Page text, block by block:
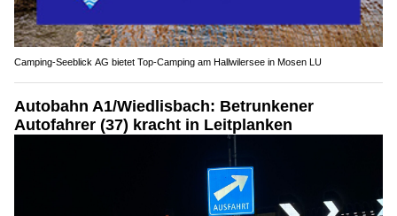
Camping-Seeblick AG bietet Top-Camping am Hallwilersee in Mosen LU
Autobahn A1/Wiedlisbach: Betrunkener
Autofahrer (37) kracht in Leitplanken